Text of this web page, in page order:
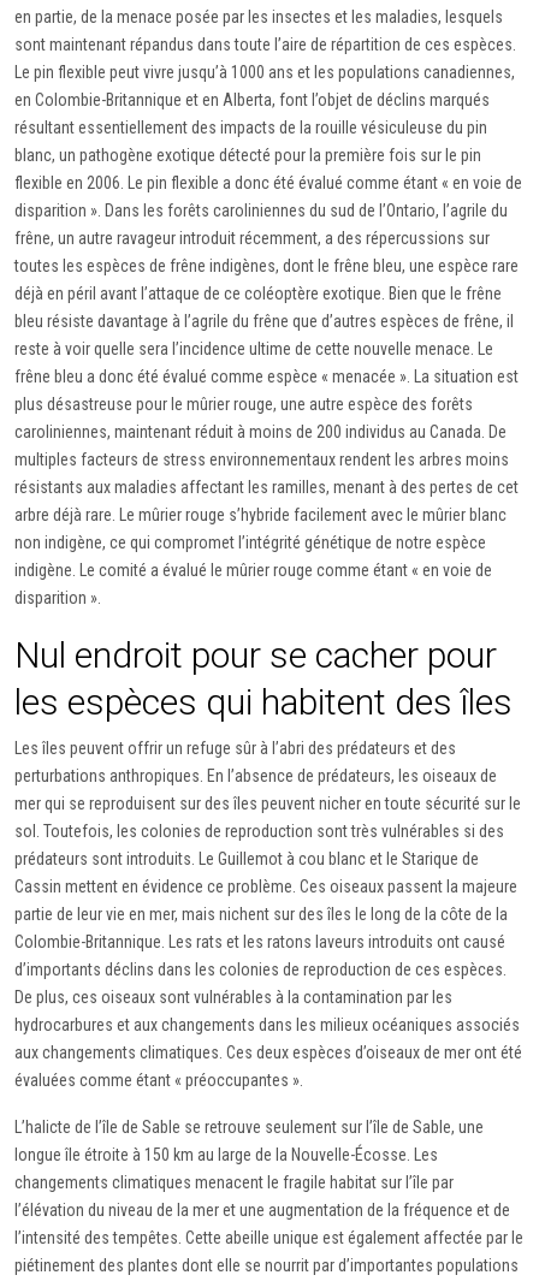
en partie, de la menace posée par les insectes et les maladies, lesquels
sont maintenant répandus dans toute l’aire de répartition de ces espèces.
Le pin flexible peut vivre jusqu’à 1000 ans et les populations canadiennes,
en Colombie-Britannique et en Alberta, font l’objet de déclins marqués
résultant essentiellement des impacts de la rouille vésiculeuse du pin
blanc, un pathogène exotique détecté pour la première fois sur le pin
flexible en 2006. Le pin flexible a donc été évalué comme étant « en voie de
disparition ». Dans les forêts caroliniennes du sud de l’Ontario, l’agrile du
frêne, un autre ravageur introduit récemment, a des répercussions sur
toutes les espèces de frêne indigènes, dont le frêne bleu, une espèce rare
déjà en péril avant l’attaque de ce coléoptère exotique. Bien que le frêne
bleu résiste davantage à l’agrile du frêne que d’autres espèces de frêne, il
reste à voir quelle sera l’incidence ultime de cette nouvelle menace. Le
frêne bleu a donc été évalué comme espèce « menacée ». La situation est
plus désastreuse pour le mûrier rouge, une autre espèce des forêts
caroliniennes, maintenant réduit à moins de 200 individus au Canada. De
multiples facteurs de stress environnementaux rendent les arbres moins
résistants aux maladies affectant les ramilles, menant à des pertes de cet
arbre déjà rare. Le mûrier rouge s’hybride facilement avec le mûrier blanc
non indigène, ce qui compromet l’intégrité génétique de notre espèce
indigène. Le comité a évalué le mûrier rouge comme étant « en voie de
disparition ».
Nul endroit pour se cacher pour
les espèces qui habitent des îles
Les îles peuvent offrir un refuge sûr à l’abri des prédateurs et des
perturbations anthropiques. En l’absence de prédateurs, les oiseaux de
mer qui se reproduisent sur des îles peuvent nicher en toute sécurité sur le
sol. Toutefois, les colonies de reproduction sont très vulnérables si des
prédateurs sont introduits. Le Guillemot à cou blanc et le Starique de
Cassin mettent en évidence ce problème. Ces oiseaux passent la majeure
partie de leur vie en mer, mais nichent sur des îles le long de la côte de la
Colombie-Britannique. Les rats et les ratons laveurs introduits ont causé
d’importants déclins dans les colonies de reproduction de ces espèces.
De plus, ces oiseaux sont vulnérables à la contamination par les
hydrocarbures et aux changements dans les milieux océaniques associés
aux changements climatiques. Ces deux espèces d’oiseaux de mer ont été
évaluées comme étant « préoccupantes ».
L’halicte de l’île de Sable se retrouve seulement sur l’île de Sable, une
longue île étroite à 150 km au large de la Nouvelle-Écosse. Les
changements climatiques menacent le fragile habitat sur l’île par
l’élévation du niveau de la mer et une augmentation de la fréquence et de
l’intensité des tempêtes. Cette abeille unique est également affectée par le
piétinement des plantes dont elle se nourrit par d’importantes populations